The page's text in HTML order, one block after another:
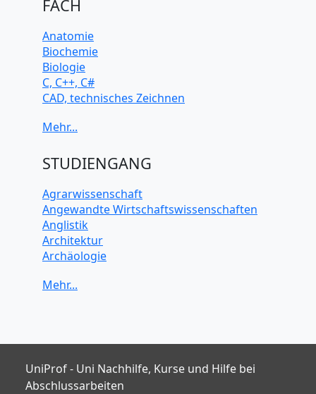
FACH
Anatomie
Biochemie
Biologie
C, C++, C#
CAD, technisches Zeichnen
Computerarchitektur
Elektrotechnik
Java
JavaScript
Künstliche Intelligenz
Latein
Makroökonomie
Mechanik
Photoshop
Physik
Python
STUDIENGANG
Agrarwissenschaft
Angewandte Wirtschaftswissenschaften
Anglistik
Architektur
Archäologie
Biochemie Wissenschaften
Chemie Wissenschaften
Datenwissenschaften
Digitales Marketing
UniProf - Uni Nachhilfe, Kurse und Hilfe bei
Abschlussarbeiten